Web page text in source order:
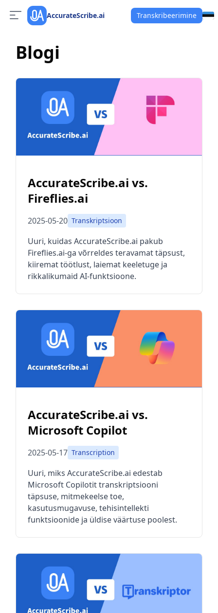
AccurateScribe.ai Transkribeerimine
Blogi
AccurateScribe.ai vs.
Fireflies.ai
2025-05-20 Transkriptsioon
Uuri, kuidas AccurateScribe.ai pakub
Fireflies.ai-ga võrreldes teravamat täpsust,
kiiremat töötlust, laiemat keeletuge ja
rikkalikumaid AI-funktsioone.
AccurateScribe.ai vs.
Microsoft Copilot
2025-05-17 Transcription
Uuri, miks AccurateScribe.ai edestab
Microsoft Copilotit transkriptsiooni
täpsuse, mitmekeelse toe,
kasutusmugavuse, tehisintellekti
funktsioonide ja üldise väärtuse poolest.